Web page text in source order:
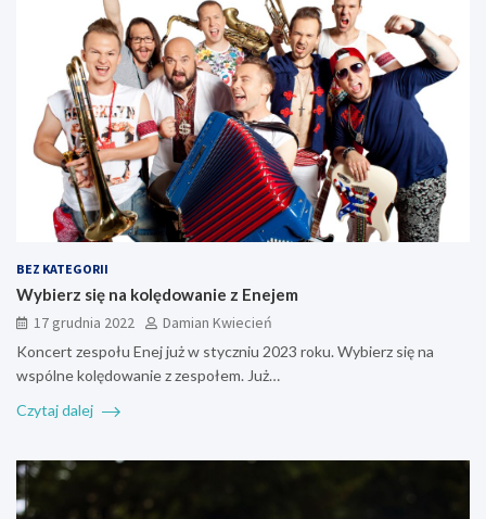
BEZ KATEGORII
Wybierz się na kolędowanie z Enejem
17 grudnia 2022
Damian Kwiecień
Koncert zespołu Enej już w styczniu 2023 roku. Wybierz się na
wspólne kolędowanie z zespołem. Już…
Czytaj dalej